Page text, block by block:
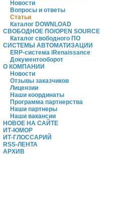
Новости
Вопросы и ответы
Статьи
Каталог DOWNLOAD
СВОБОДНОЕ ПО/OPEN SOURCE
Каталог свободного ПО
СИСТЕМЫ АВТОМАТИЗАЦИИ
ERP-система iRenaissance
Документооборот
О КОМПАНИИ
Новости
Отзывы заказчиков
Лицензии
Наши координаты
Программа партнерства
Наши партнеры
Наши вакансии
НОВОЕ НА САЙТЕ
ИТ-ЮМОР
ИТ-ГЛОССАРИЙ
RSS-ЛЕНТА
АРХИВ